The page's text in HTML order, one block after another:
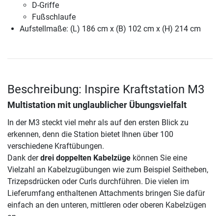
D-Griffe
Fußschlaufe
Aufstellmaße: (L) 186 cm x (B) 102 cm x (H) 214 cm
Beschreibung: Inspire Kraftstation M3
Multistation mit unglaublicher Übungsvielfalt
In der M3 steckt viel mehr als auf den ersten Blick zu
erkennen, denn die Station bietet Ihnen über 100
verschiedene Kraftübungen.
Dank derdrei doppelten Kabelzüge können Sie eine
Vielzahl an Kabelzugübungen wie zum Beispiel Seitheben,
Trizepsdrücken oder Curls durchführen. Die vielen im
Lieferumfang enthaltenen Attachments bringen Sie dafür
einfach an den unteren, mittleren oder oberen Kabelzügen